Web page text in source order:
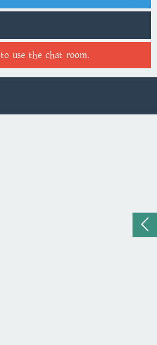
to use the chat room.